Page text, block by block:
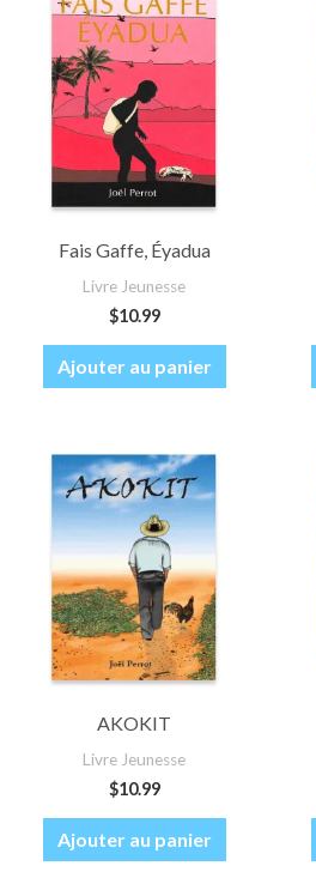
Fais Gaffe, Éyadua
Livre Jeunesse
$10.99
Ajouter au panier
AKOKIT
Livre Jeunesse
$10.99
Ajouter au panier